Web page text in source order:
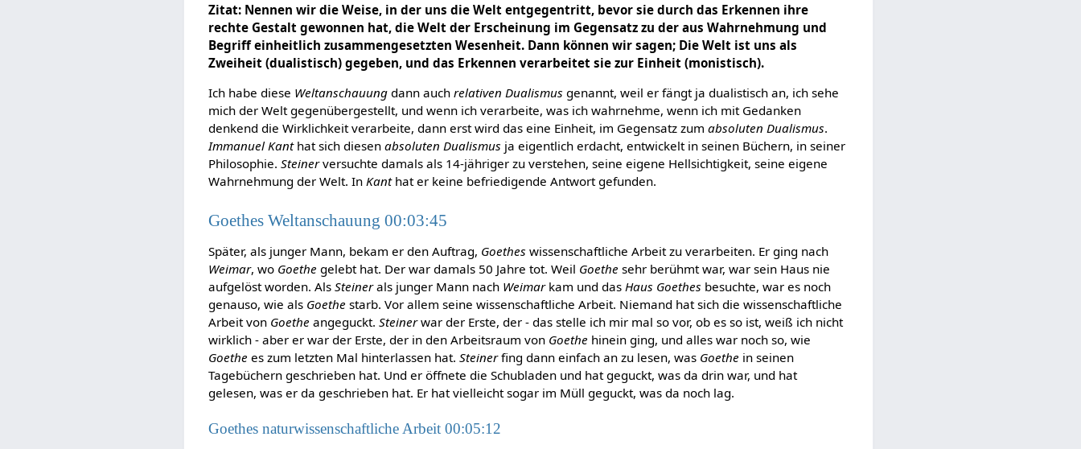
Zitat: Nennen wir die Weise, in der uns die Welt entgegentritt, bevor sie durch das Erkennen ihre
rechte Gestalt gewonnen hat, die Welt der Erscheinung im Gegensatz zu der aus Wahrnehmung und
Begriff einheitlich zusammengesetzten Wesenheit. Dann können wir sagen; Die Welt ist uns als
Zweiheit (dualistisch) gegeben, und das Erkennen verarbeitet sie zur Einheit (monistisch).
Ich habe diese Weltanschauung dann auchrelativen Dualismus genannt, weil er fängt ja dualistisch an, ich sehe
mich der Welt gegenübergestellt, und wenn ich verarbeite, was ich wahrnehme, wenn ich mit Gedanken
denkend die Wirklichkeit verarbeite, dann erst wird das eine Einheit, im Gegensatz zumabsoluten Dualismus.
Immanuel Kanthat sich diesenabsoluten Dualismus ja eigentlich erdacht, entwickelt in seinen Büchern, in seiner
Philosophie.Steinerversuchte damals als 14-jähriger zu verstehen, seine eigene Hellsichtigkeit, seine eigene
Wahrnehmung der Welt. In Kanthat er keine befriedigende Antwort gefunden.
Goethes Weltanschauung 00:03:45
Später, als junger Mann, bekam er den Auftrag, Goethes wissenschaftliche Arbeit zu verarbeiten. Er ging nach
Weimar, wo Goethe gelebt hat. Der war damals 50 Jahre tot. Weil Goethe sehr berühmt war, war sein Haus nie
aufgelöst worden. AlsSteinerals junger Mann nach Weimarkam und das Haus Goethes besuchte, war es noch
genauso, wie als Goethe starb. Vor allem seine wissenschaftliche Arbeit. Niemand hat sich die wissenschaftliche
Arbeit von Goethe angeguckt.Steinerwar der Erste, der - das stelle ich mir mal so vor, ob es so ist, weiß ich nicht
wirklich - aber er war der Erste, der in den Arbeitsraum von Goethe hinein ging, und alles war noch so, wie
Goethe es zum letzten Mal hinterlassen hat.Steinerfing dann einfach an zu lesen, was Goethe in seinen
Tagebüchern geschrieben hat. Und er öffnete die Schubladen und hat geguckt, was da drin war, und hat
gelesen, was er da geschrieben hat. Er hat vielleicht sogar im Müll geguckt, was da noch lag.
Goethes naturwissenschaftliche Arbeit 00:05:12